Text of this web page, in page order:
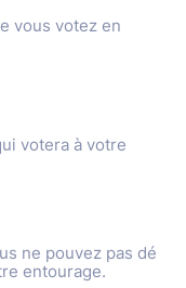
vous votez en
votera à votre
ne pouvez pas dé
entourage.